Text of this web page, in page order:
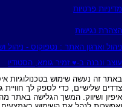
מדיניות פרטיות
הצהרת נגישות
ניהול וארגון האתר : נטפוקוס - ניהול
עוצב ונבנה ב-♥︎ זמיר גומא, הסטודיו
צדדים שלישיים, כדי לספק לך
איפיון ושיווק. המשך הגלישה באתר